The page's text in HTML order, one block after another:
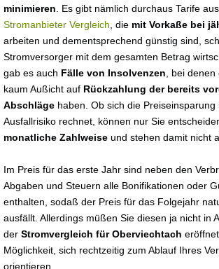
minimieren . Es gibt nämlich durchaus Tarife
Stromanbieter Vergleich , die mit Vorkaße bei
arbeiten und dementsprechend günstig sind,
Stromversorger mit dem gesamten Betrag
gab es auch Fälle von Insolvenzen , bei
kaum Außicht auf Rückzahlung der bereits
Abschläge haben. Ob sich die Preiseinsparung
Ausfallrisiko rechnet, können nur Sie
monatliche Zahlweise und stehen damit nicht
Im Preis für das erste Jahr sind neben den
Abgaben und Steuern alle Bonifikationen oder
enthalten, sodaß der Preis für das Folgejahr
ausfällt. Allerdings müßen Sie diesen ja nicht in
der Stromvergleich für Oberviechtach
Möglichkeit, sich rechtzeitig zum Ablauf Ihres
orientieren.